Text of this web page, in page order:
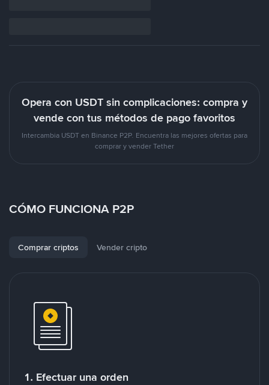
Opera con USDT sin complicaciones: compra y
vende con tus métodos de pago favoritos
Intercambia USDT en Binance P2P. Encuentra las mejores ofertas para
comprar y vender Tether
CÓMO FUNCIONA P2P
Comprar criptos Vender cripto
1. Efectuar una orden